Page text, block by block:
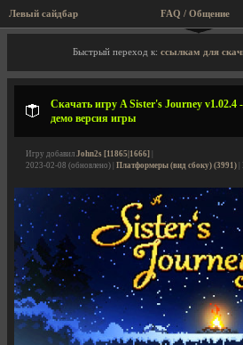
Левый сайдбар FAQ / Общение
Описание игры, торрент,
Быстрый переход к: ссылкам для
Скачать игру A Sister's Journey v1.02.4
демо версия игры
Игру добавил John2s [11865|1666]
2023-02-08 (обновлено) | Платформеры (вид сбоку) (3991)